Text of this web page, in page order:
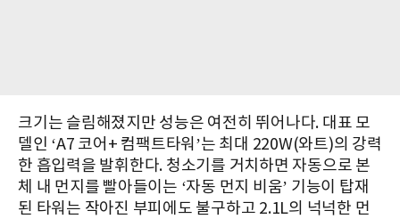
크기는 슬림해졌지만 성능은 여전히 뛰어나다. 대표 모
델인 ‘A7 코어+ 컴팩트타워’는 최대 220W(와트)의 강력
한 흡입력을 발휘한다. 청소기를 거치하면 자동으로 본
체 내 먼지를 빨아들이는 ‘자동 먼지 비움’ 기능이 탑재
된 타워는 작아진 부피에도 불구하고 2.1L의 넉넉한 먼